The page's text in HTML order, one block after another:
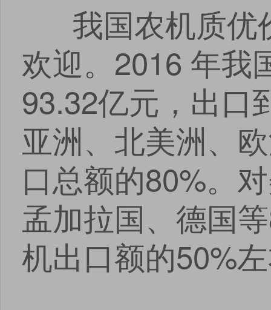
我国农机质优
欢迎。2016 年我
93.32亿元，出口
亚洲、北美洲、
口总额的80%。
孟加拉国、德国
机出口额的50%